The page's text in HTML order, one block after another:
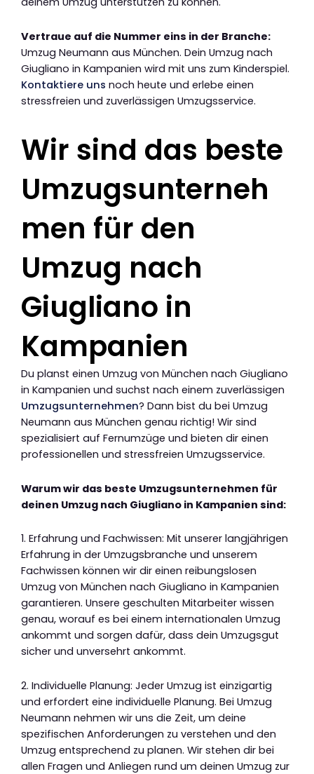
Vertraue auf die Nummer eins in der Branche:
Umzug Neumann aus München. Dein Umzug nach
Giugliano in Kampanien wird mit uns zum Kinderspiel.
Kontaktiere uns noch heute und erlebe einen
stressfreien und zuverlässigen Umzugsservice.
Wir sind das beste
Umzugsunterneh
men für den
Umzug nach
Giugliano in
Kampanien
Du planst einen Umzug von München nach Giugliano
in Kampanien und suchst nach einem zuverlässigen
Umzugsunternehmen? Dann bist du bei Umzug
Neumann aus München genau richtig! Wir sind
spezialisiert auf Fernumzüge und bieten dir einen
professionellen und stressfreien Umzugsservice.
Warum wir das beste Umzugsunternehmen für
deinen Umzug nach Giugliano in Kampanien sind:
1. Erfahrung und Fachwissen: Mit unserer langjährigen
Erfahrung in der Umzugsbranche und unserem
Fachwissen können wir dir einen reibungslosen
Umzug von München nach Giugliano in Kampanien
garantieren. Unsere geschulten Mitarbeiter wissen
genau, worauf es bei einem internationalen Umzug
ankommt und sorgen dafür, dass dein Umzugsgut
sicher und unversehrt ankommt.
2. Individuelle Planung: Jeder Umzug ist einzigartig
und erfordert eine individuelle Planung. Bei Umzug
Neumann nehmen wir uns die Zeit, um deine
spezifischen Anforderungen zu verstehen und den
Umzug entsprechend zu planen. Wir stehen dir bei
allen Fragen und Anliegen rund um deinen Umzug zur